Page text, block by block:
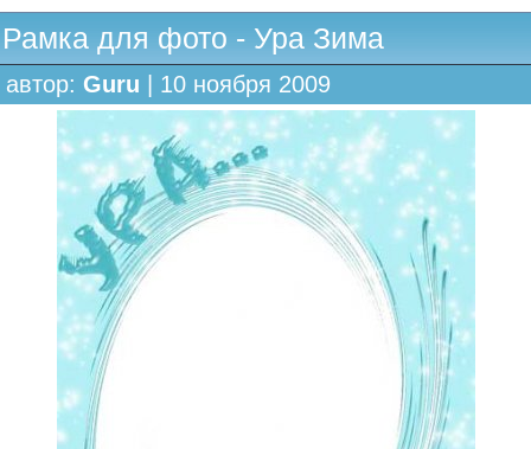
Рамка для фото - Ура Зима
автор: Guru | 10 ноября 2009